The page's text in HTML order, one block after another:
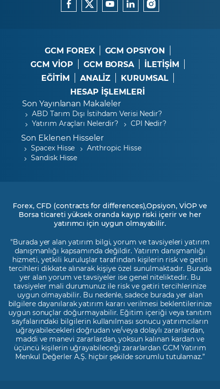
GCM FOREX
GCM OPSIYON
GCM VİOP
GCM BORSA
İLETİŞİM
EĞİTİM
ANALİZ
KURUMSAL
HESAP İŞLEMLERİ
Son Yayınlanan Makaleler
ABD Tarım Dışı İstihdam Verisi Nedir?
Yatırım Araçları Nelerdir?
CPI Nedir?
Son Eklenen Hisseler
Spacex Hisse
Anthropic Hisse
Sandisk Hisse
Forex, CFD (contracts for differences),Opsiyon, VİOP ve
Borsa ticareti yüksek oranda kayıp riski içerir ve her
yatırımcı için uygun olmayabilir.
"Burada yer alan yatırım bilgi, yorum ve tavsiyeleri yatırım
danışmanlığı kapsamında değildir. Yatırım danışmanlığı
hizmeti, yetkili kuruluşlar tarafından kişilerin risk ve getiri
tercihleri dikkate alınarak kişiye özel sunulmaktadır. Burada
yer alan yorum ve tavsiyeler ise genel niteliktedir. Bu
tavsiyeler mali durumunuz ile risk ve getiri tercihlerinize
uygun olmayabilir. Bu nedenle, sadece burada yer alan
bilgilere dayanılarak yatırım kararı verilmesi beklentilerinize
uygun sonuçlar doğurmayabilir. Eğitim içeriği veya tanıtım
sayfalarındaki bilgilerin kullanılması sonucu yatırımcıların
uğrayabilecekleri doğrudan ve/veya dolaylı zararlardan,
maddi ve manevi zararlardan, yoksun kalınan kardan ve
üçüncü kişilerin uğrayabileceği zararlardan GCM Yatırım
Menkul Değerler A.Ş. hiçbir şekilde sorumlu tutulamaz.”